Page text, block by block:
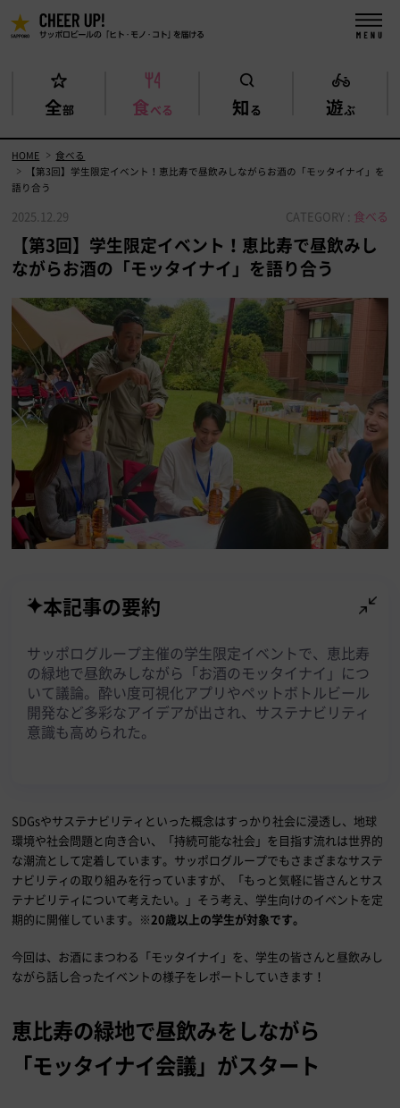
全部 食べる 知る 遊ぶ
HOME
食べる
【第3回】学生限定イベント！恵比寿で昼飲みしながらお酒の「モッタイナイ」を
語り合う
2025.12.29 CATEGORY : 食べる
【第3回】学生限定イベント！恵比寿で昼飲みし
ながらお酒の「モッタイナイ」を語り合う
本記事の要約
サッポログループ主催の学生限定イベントで、恵比寿
の緑地で昼飲みしながら「お酒のモッタイナイ」につ
いて議論。酔い度可視化アプリやペットボトルビール
開発など多彩なアイデアが出され、サステナビリティ
意識も高められた。
SDGsやサステナビリティといった概念はすっかり社会に浸透し、地球
環境や社会問題と向き合い、「持続可能な社会」を目指す流れは世界的
な潮流として定着しています。サッポログループでもさまざまなサステ
ナビリティの取り組みを行っていますが、「もっと気軽に皆さんとサス
テナビリティについて考えたい。」そう考え、学生向けのイベントを定
期的に開催しています。 ※20歳以上の学生が対象です。
今回は、お酒にまつわる「モッタイナイ」を、学生の皆さんと昼飲みし
ながら話し合ったイベントの様子をレポートしていきます！
恵比寿の緑地で昼飲みをしながら
「モッタイナイ会議」がスタート